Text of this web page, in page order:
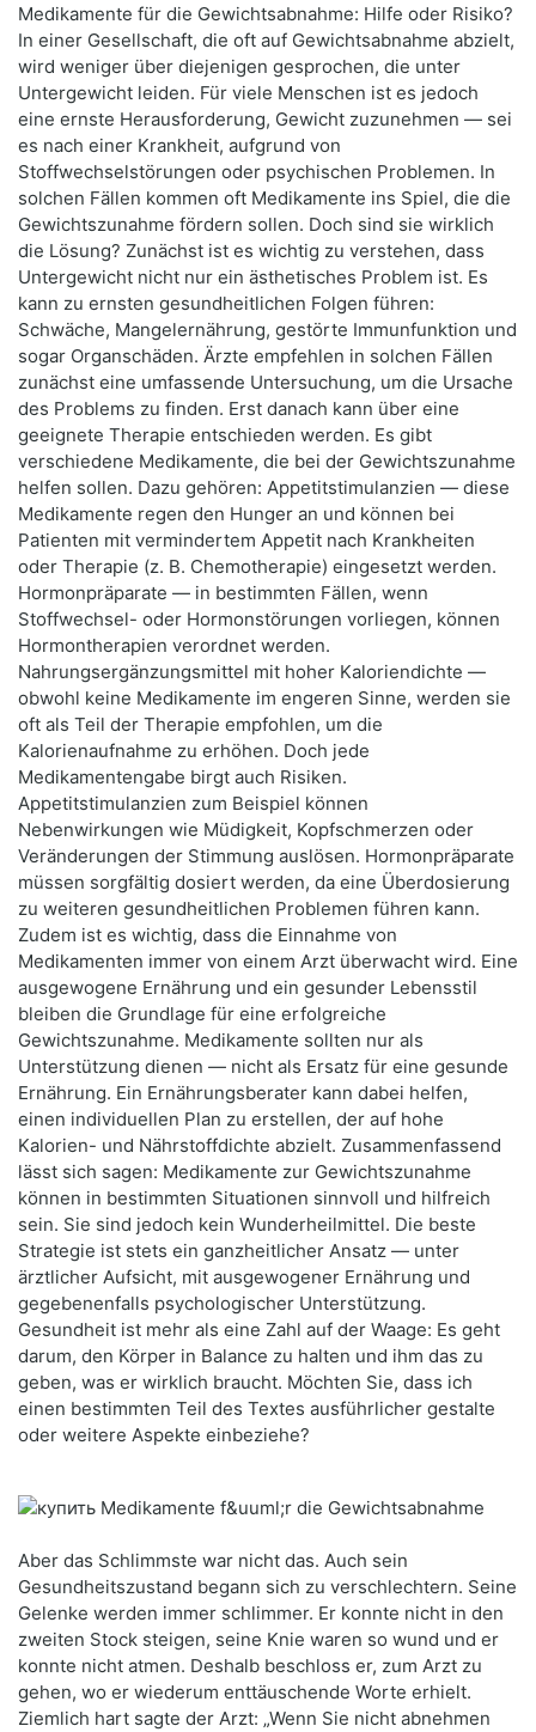
Medikamente für die Gewichtsabnahme: Hilfe oder Risiko?
In einer Gesellschaft, die oft auf Gewichtsabnahme abzielt,
wird weniger über diejenigen gesprochen, die unter
Untergewicht leiden. Für viele Menschen ist es jedoch
eine ernste Herausforderung, Gewicht zuzunehmen — sei
es nach einer Krankheit, aufgrund von
Stoffwechselstörungen oder psychischen Problemen. In
solchen Fällen kommen oft Medikamente ins Spiel, die die
Gewichtszunahme fördern sollen. Doch sind sie wirklich
die Lösung? Zunächst ist es wichtig zu verstehen, dass
Untergewicht nicht nur ein ästhetisches Problem ist. Es
kann zu ernsten gesundheitlichen Folgen führen:
Schwäche, Mangelernährung, gestörte Immunfunktion und
sogar Organschäden. Ärzte empfehlen in solchen Fällen
zunächst eine umfassende Untersuchung, um die Ursache
des Problems zu finden. Erst danach kann über eine
geeignete Therapie entschieden werden. Es gibt
verschiedene Medikamente, die bei der Gewichtszunahme
helfen sollen. Dazu gehören: Appetitstimulanzien — diese
Medikamente regen den Hunger an und können bei
Patienten mit vermindertem Appetit nach Krankheiten
oder Therapie (z. B. Chemotherapie) eingesetzt werden.
Hormonpräparate — in bestimmten Fällen, wenn
Stoffwechsel- oder Hormonstörungen vorliegen, können
Hormontherapien verordnet werden.
Nahrungsergänzungsmittel mit hoher Kaloriendichte —
obwohl keine Medikamente im engeren Sinne, werden sie
oft als Teil der Therapie empfohlen, um die
Kalorienaufnahme zu erhöhen. Doch jede
Medikamentengabe birgt auch Risiken.
Appetitstimulanzien zum Beispiel können
Nebenwirkungen wie Müdigkeit, Kopfschmerzen oder
Veränderungen der Stimmung auslösen. Hormonpräparate
müssen sorgfältig dosiert werden, da eine Überdosierung
zu weiteren gesundheitlichen Problemen führen kann.
Zudem ist es wichtig, dass die Einnahme von
Medikamenten immer von einem Arzt überwacht wird. Eine
ausgewogene Ernährung und ein gesunder Lebensstil
bleiben die Grundlage für eine erfolgreiche
Gewichtszunahme. Medikamente sollten nur als
Unterstützung dienen — nicht als Ersatz für eine gesunde
Ernährung. Ein Ernährungsberater kann dabei helfen,
einen individuellen Plan zu erstellen, der auf hohe
Kalorien- und Nährstoffdichte abzielt. Zusammenfassend
lässt sich sagen: Medikamente zur Gewichtszunahme
können in bestimmten Situationen sinnvoll und hilfreich
sein. Sie sind jedoch kein Wunderheilmittel. Die beste
Strategie ist stets ein ganzheitlicher Ansatz — unter
ärztlicher Aufsicht, mit ausgewogener Ernährung und
gegebenenfalls psychologischer Unterstützung.
Gesundheit ist mehr als eine Zahl auf der Waage: Es geht
darum, den Körper in Balance zu halten und ihm das zu
geben, was er wirklich braucht. Möchten Sie, dass ich
einen bestimmten Teil des Textes ausführlicher gestalte
oder weitere Aspekte einbeziehe?
Aber das Schlimmste war nicht das. Auch sein
Gesundheitszustand begann sich zu verschlechtern. Seine
Gelenke werden immer schlimmer. Er konnte nicht in den
zweiten Stock steigen, seine Knie waren so wund und er
konnte nicht atmen. Deshalb beschloss er, zum Arzt zu
gehen, wo er wiederum enttäuschende Worte erhielt.
Ziemlich hart sagte der Arzt: „Wenn Sie nicht abnehmen